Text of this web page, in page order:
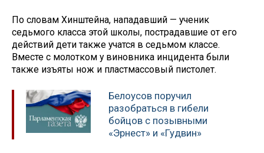
По словам Хинштейна, нападавший — ученик
седьмого класса этой школы, пострадавшие от его
действий дети также учатся в седьмом классе.
Вместе с молотком у виновника инцидента были
также изъяты нож и пластмассовый пистолет.
Белоусов поручил
разобраться в гибели
бойцов с позывными
«Эрнест» и «Гудвин»